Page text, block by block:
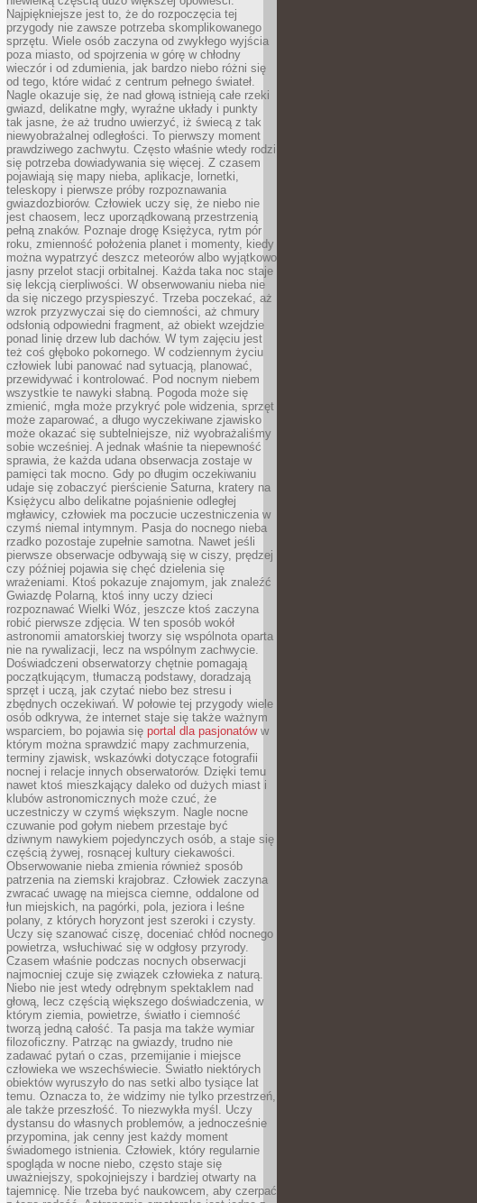
Najpiękniejsze jest to, że do rozpoczęcia tej
przygody nie zawsze potrzeba skomplikowanego
sprzętu. Wiele osób zaczyna od zwykłego wyjścia
poza miasto, od spojrzenia w górę w chłodny
wieczór i od zdumienia, jak bardzo niebo różni się
od tego, które widać z centrum pełnego świateł.
Nagle okazuje się, że nad głową istnieją całe rzeki
gwiazd, delikatne mgły, wyraźne układy i punkty
tak jasne, że aż trudno uwierzyć, iż świecą z tak
niewyobrażalnej odległości. To pierwszy moment
prawdziwego zachwytu. Często właśnie wtedy rodzi
się potrzeba dowiadywania się więcej. Z czasem
pojawiają się mapy nieba, aplikacje, lornetki,
teleskopy i pierwsze próby rozpoznawania
gwiazdozbiorów. Człowiek uczy się, że niebo nie
jest chaosem, lecz uporządkowaną przestrzenią
pełną znaków. Poznaje drogę Księżyca, rytm pór
roku, zmienność położenia planet i momenty, kiedy
można wypatrzyć deszcz meteorów albo wyjątkowo
jasny przelot stacji orbitalnej. Każda taka noc staje
się lekcją cierpliwości. W obserwowaniu nieba nie
da się niczego przyspieszyć. Trzeba poczekać, aż
wzrok przyzwyczai się do ciemności, aż chmury
odsłonią odpowiedni fragment, aż obiekt wzejdzie
ponad linię drzew lub dachów. W tym zajęciu jest
też coś głęboko pokornego. W codziennym życiu
człowiek lubi panować nad sytuacją, planować,
przewidywać i kontrolować. Pod nocnym niebem
wszystkie te nawyki słabną. Pogoda może się
zmienić, mgła może przykryć pole widzenia, sprzęt
może zaparować, a długo wyczekiwane zjawisko
może okazać się subtelniejsze, niż wyobrażaliśmy
sobie wcześniej. A jednak właśnie ta niepewność
sprawia, że każda udana obserwacja zostaje w
pamięci tak mocno. Gdy po długim oczekiwaniu
udaje się zobaczyć pierścienie Saturna, kratery na
Księżycu albo delikatne pojaśnienie odległej
mgławicy, człowiek ma poczucie uczestniczenia w
czymś niemal intymnym. Pasja do nocnego nieba
rzadko pozostaje zupełnie samotna. Nawet jeśli
pierwsze obserwacje odbywają się w ciszy, prędzej
czy później pojawia się chęć dzielenia się
wrażeniami. Ktoś pokazuje znajomym, jak znaleźć
Gwiazdę Polarną, ktoś inny uczy dzieci
rozpoznawać Wielki Wóz, jeszcze ktoś zaczyna
robić pierwsze zdjęcia. W ten sposób wokół
astronomii amatorskiej tworzy się wspólnota oparta
nie na rywalizacji, lecz na wspólnym zachwycie.
Doświadczeni obserwatorzy chętnie pomagają
początkującym, tłumaczą podstawy, doradzają
sprzęt i uczą, jak czytać niebo bez stresu i
zbędnych oczekiwań. W połowie tej przygody wiele
osób odkrywa, że internet staje się także ważnym
wsparciem, bo pojawia się portal dla pasjonatóww
którym można sprawdzić mapy zachmurzenia,
terminy zjawisk, wskazówki dotyczące fotografii
nocnej i relacje innych obserwatorów. Dzięki temu
nawet ktoś mieszkający daleko od dużych miast i
klubów astronomicznych może czuć, że
uczestniczy w czymś większym. Nagle nocne
czuwanie pod gołym niebem przestaje być
dziwnym nawykiem pojedynczych osób, a staje się
częścią żywej, rosnącej kultury ciekawości.
Obserwowanie nieba zmienia również sposób
patrzenia na ziemski krajobraz. Człowiek zaczyna
zwracać uwagę na miejsca ciemne, oddalone od
łun miejskich, na pagórki, pola, jeziora i leśne
polany, z których horyzont jest szeroki i czysty.
Uczy się szanować ciszę, doceniać chłód nocnego
powietrza, wsłuchiwać się w odgłosy przyrody.
Czasem właśnie podczas nocnych obserwacji
najmocniej czuje się związek człowieka z naturą.
Niebo nie jest wtedy odrębnym spektaklem nad
głową, lecz częścią większego doświadczenia, w
którym ziemia, powietrze, światło i ciemność
tworzą jedną całość. Ta pasja ma także wymiar
filozoficzny. Patrząc na gwiazdy, trudno nie
zadawać pytań o czas, przemijanie i miejsce
człowieka we wszechświecie. Światło niektórych
obiektów wyruszyło do nas setki albo tysiące lat
temu. Oznacza to, że widzimy nie tylko przestrzeń,
ale także przeszłość. To niezwykła myśl. Uczy
dystansu do własnych problemów, a jednocześnie
przypomina, jak cenny jest każdy moment
świadomego istnienia. Człowiek, który regularnie
spogląda w nocne niebo, często staje się
uważniejszy, spokojniejszy i bardziej otwarty na
tajemnicę. Nie trzeba być naukowcem, aby czerpać